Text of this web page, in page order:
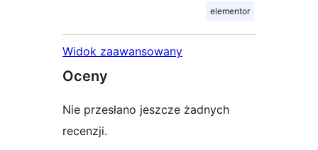
elementor
Widok zaawansowany
Oceny
Nie przesłano jeszcze żadnych
recenzji.